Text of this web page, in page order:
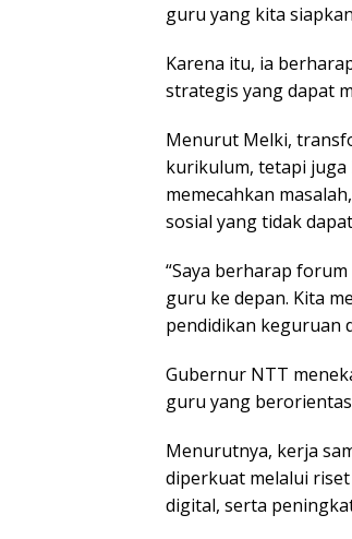
guru yang kita
Karena itu, ia
strategis yang dapat
Menurut Melki,
kurikulum, tetapi
memecahkan
sosial yang tidak
“Saya berharap
guru ke depan. Kita
pendidikan keguruan
Gubernur NTT
guru yang
Menurutnya, kerja
diperkuat melalui
digital, serta